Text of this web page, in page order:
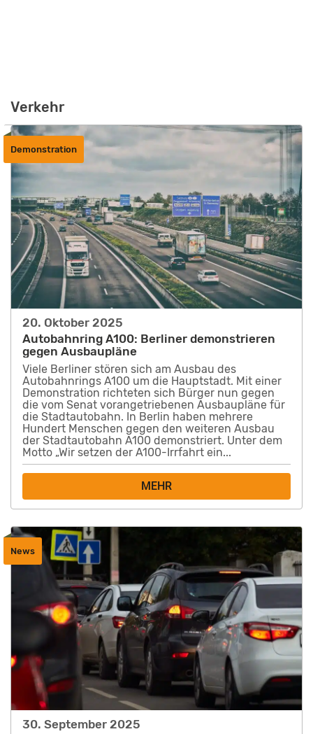
Verkehr
20. Oktober 2025
Autobahnring A100: Berliner demonstrieren
gegen Ausbaupläne
Viele Berliner stören sich am Ausbau des
Autobahnrings A100 um die Hauptstadt. Mit einer
Demonstration richteten sich Bürger nun gegen
die vom Senat vorangetriebenen Ausbaupläne für
die Stadtautobahn. In Berlin haben mehrere
Hundert Menschen gegen den weiteren Ausbau
der Stadtautobahn A100 demonstriert. Unter dem
Motto „Wir setzen der A100-Irrfahrt ein...
MEHR
Demonstration
30. September 2025
News